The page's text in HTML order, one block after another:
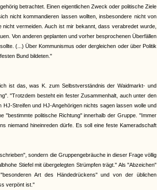
betrachtet. Einen eigentlichen Zweck oder politische Ziele
nicht kommandieren lassen wollten, insbesondere nicht von
vermeiden. Auch ist mir bekannt, dass verabredet wurde,
Von anderen geplanten und vorher besprochenen Überfällen
(...) Über Kommunismus oder dergleichen oder über Politik
Bund bildeten."
ist das, was K. zum Selbstverständnis der Waidmarkt- und
"Trotzdem besteht ein fester Zusammenhalt, auch unter den
Streifen und HJ-Angehörigen nichts sagen lassen wolle und
"bestimmte politische Richtung" innerhalb der Gruppe. "Immer
niemand hineinreden dürfe. Es soll eine feste Kameradschaft
sondern die Gruppengebräuche in dieser Frage völlig
Stiefel mit übergelegten Strümpfen trägt." Als "Abzeichen"
Art des Händedrückens" und von der üblichen
verpönt ist."